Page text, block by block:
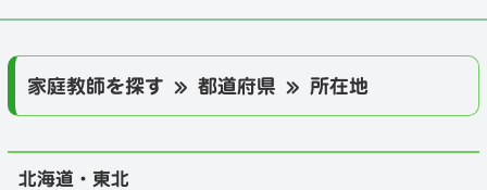
家庭教師を探す » 都道府県 » 所在地
北海道・東北